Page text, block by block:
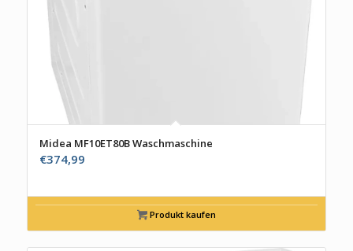
Midea MF10ET80B Waschmaschine
€374,99
Produkt kaufen